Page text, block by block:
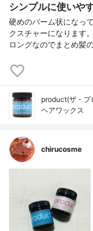
シンプルに使いや
硬めのバーム状になっ
クスチャーになります
ロングなのでまとめ髪
product(ザ・プ
ヘアワックス
chirucosme